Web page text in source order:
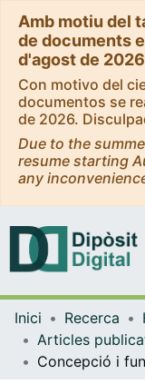
Amb motiu del
de documents
d'agost de
Con motivo del
documentos se
de 2026.
Due to the
resume starting
any
Inici Recerca